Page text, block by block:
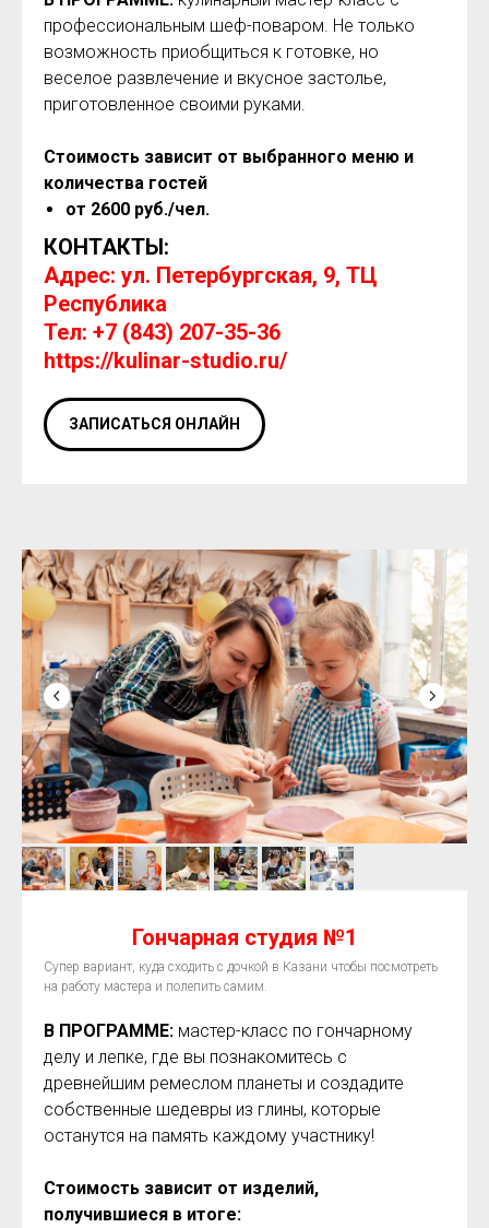
профессиональным шеф-поваром. Не только
возможность приобщиться к готовке, но
веселое развлечение и вкусное застолье,
приготовленное своими руками.
Стоимость зависит от выбранного меню и
количества гостей
от 2600 руб./чел.
КОНТАКТЫ:
Адрес: ул. Петербургская, 9, ТЦ
Республика
Тел: +7 (843) 207-35-36
https://kulinar-studio.ru/
ЗАПИСАТЬСЯ ОНЛАЙН
Гончарная студия №1
Супер вариант, куда сходить с дочкой в Казани чтобы посмотреть
на работу мастера и полепить самим.
В ПРОГРАММЕ: мастер-класс по гончарному
делу и лепке, где вы познакомитесь с
древнейшим ремеслом планеты и создадите
собственные шедевры из глины, которые
останутся на память каждому участнику!
Стоимость зависит от изделий,
получившиеся в итоге: